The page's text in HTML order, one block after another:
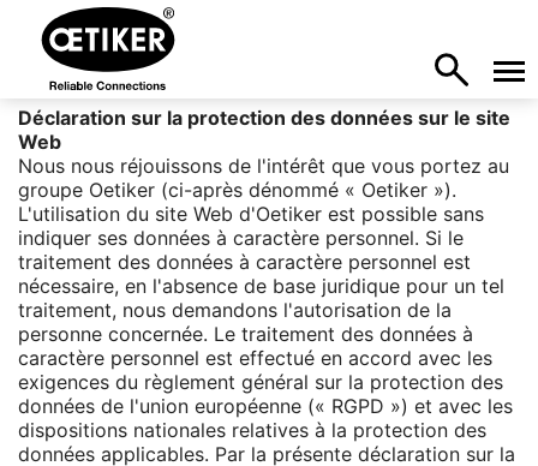
Déclaration sur la protection des données sur le site
Web
Nous nous réjouissons de l'intérêt que vous portez au
groupe Oetiker (ci-après dénommé « Oetiker »).
L'utilisation du site Web d'Oetiker est possible sans
indiquer ses données à caractère personnel. Si le
traitement des données à caractère personnel est
nécessaire, en l'absence de base juridique pour un tel
traitement, nous demandons l'autorisation de la
personne concernée. Le traitement des données à
caractère personnel est effectué en accord avec les
exigences du règlement général sur la protection des
données de l'union européenne (« RGPD ») et avec les
dispositions nationales relatives à la protection des
données applicables. Par la présente déclaration sur la